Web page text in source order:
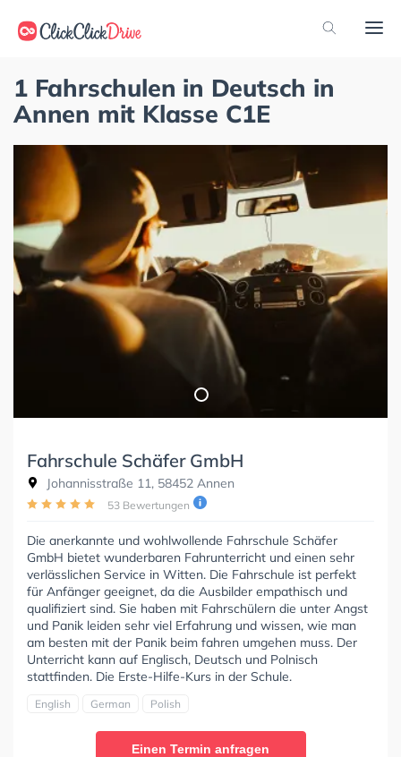
1 Fahrschulen in Deutsch in
Annen mit Klasse C1E
Fahrschule Schäfer GmbH
Johannisstraße 11, 58452 Annen
53 Bewertungen
Die anerkannte und wohlwollende Fahrschule Schäfer
GmbH bietet wunderbaren Fahrunterricht und einen sehr
verlässlichen Service in Witten. Die Fahrschule ist perfekt
für Anfänger geeignet, da die Ausbilder empathisch und
qualifiziert sind. Sie haben mit Fahrschülern die unter Angst
und Panik leiden sehr viel Erfahrung und wissen, wie man
am besten mit der Panik beim fahren umgehen muss. Der
Unterricht kann auf Englisch, Deutsch und Polnisch
stattfinden. Die Erste-Hilfe-Kurs in der Schule.
English German Polish
Einen Termin anfragen